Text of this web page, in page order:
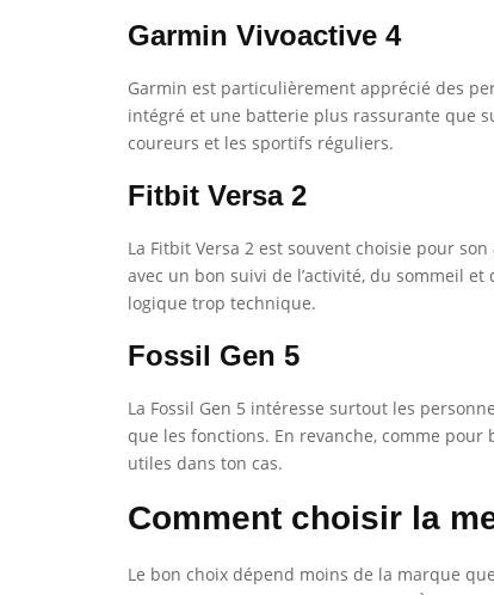
Garmin Vivoactive 4
Garmin est particulièrement apprécié des
intégré et une batterie plus rassurante que
coureurs et les sportifs réguliers.
Fitbit Versa 2
La Fitbit Versa 2 est souvent choisie pour
avec un bon suivi de l’activité, du sommeil
logique trop technique.
Fossil Gen 5
La Fossil Gen 5 intéresse surtout les
que les fonctions. En revanche, comme
utiles dans ton cas.
Comment choisir la
Le bon choix dépend moins de la marque